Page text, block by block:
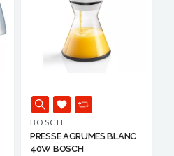
BOSCH
PRESSE AGRUMES BLANC
40W BOSCH